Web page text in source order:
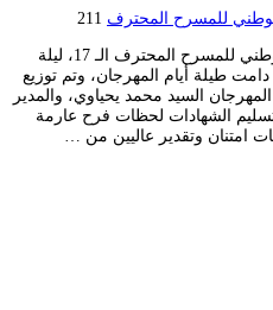
للمسرح المحترف 211
احتفت محافظة المهرجان الثقافي الوطني للمسرح المحترف الـ 17، ليلة
طيلة أيام المهرجان، وتم توزيع
السيد محمد يحياوي، والمدير
الشهادات لحظات فرح عارمة
وتقدير عاليين من …